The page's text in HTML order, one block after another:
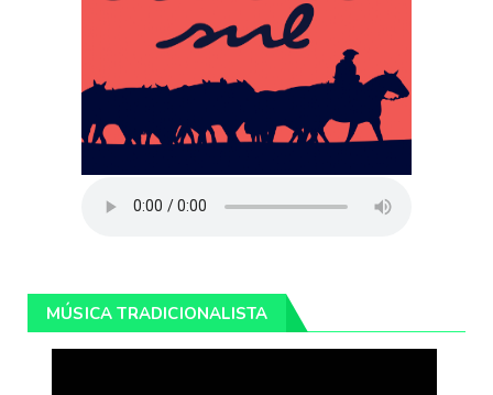
MÚSICA TRADICIONALISTA